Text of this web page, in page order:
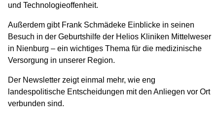
und Technologieoffenheit.
Außerdem gibt Frank Schmädeke Einblicke in seinen
Besuch in der Geburtshilfe der Helios Kliniken Mittelweser
in Nienburg – ein wichtiges Thema für die medizinische
Versorgung in unserer Region.
Der Newsletter zeigt einmal mehr, wie eng
landespolitische Entscheidungen mit den Anliegen vor Ort
verbunden sind.